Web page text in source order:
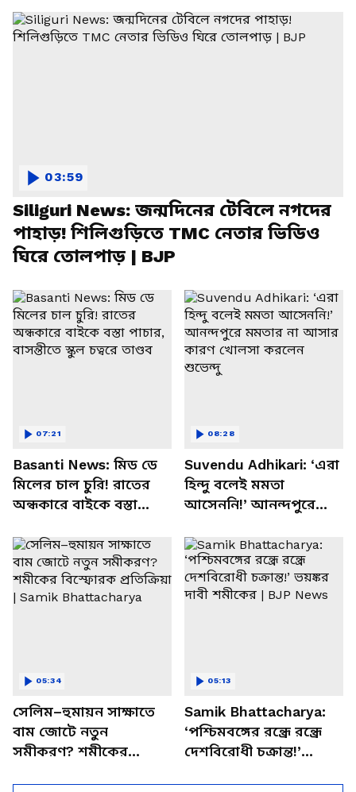
Siliguri News: জন্মদিনের টেবিলে নগদের
পাহাড়! শিলিগুড়িতে TMC নেতার ভিডিও
ঘিরে তোলপাড় | BJP
03:59
Basanti News: মিড ডে
মিলের চাল চুরি! রাতের
অন্ধকারে বাইকে বস্তা
চত্বরে তাণ্ডব
07:21
Suvendu Adhikari: ‘এরা
হিন্দু বলেই মমতা
আসেননি!’ আনন্দপুরে
খোলসা করলেন শুভেন্দু
08:28
সেলিম–হুমায়ন সাক্ষাতে
বাম জোটে নতুন
সমীকরণ? শমীকের
05:34
Samik Bhattacharya:
‘পশ্চিমবঙ্গের রন্ধ্রে রন্ধ্রে
দেশবিরোধী চক্রান্ত!’
05:13